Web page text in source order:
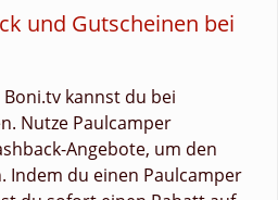
und Gutscheinen bei
kannst du bei
Nutze Paulcamper
Angebote, um den
Indem du einen Paulcamper